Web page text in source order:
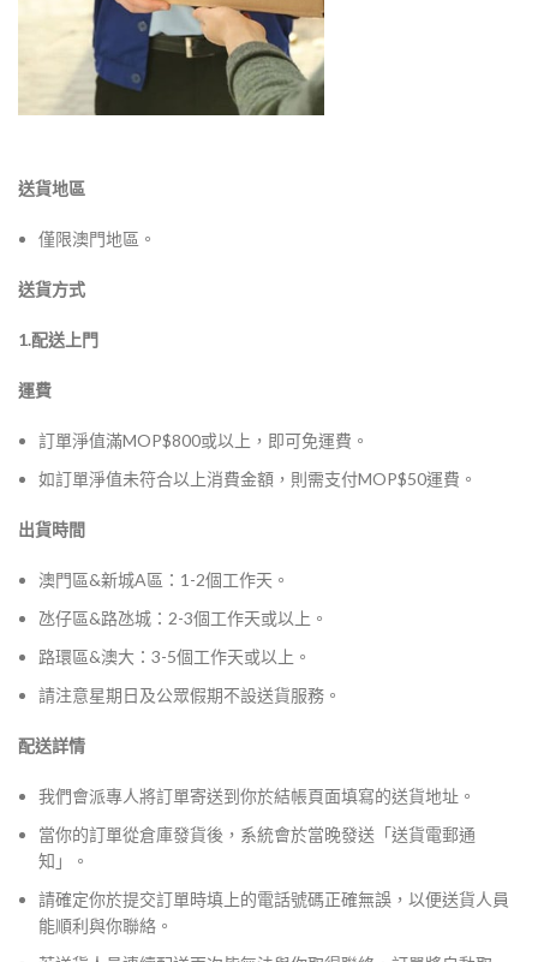
送貨地區
僅限澳門地區。
送貨方式
1.配送上門
運費
訂單淨值滿MOP$800或以上，即可免運費。
如訂單淨值未符合以上消費金額，則需支付MOP$50運費。
出貨時間
澳門區&新城A區：1-2個工作天。
氹仔區&路氹城：2-3個工作天或以上。
路環區&澳大：3-5個工作天或以上。
請注意星期日及公眾假期不設送貨服務。
配送詳情
我們會派專人將訂單寄送到你於結帳頁面填寫的送貨地址。
當你的訂單從倉庫發貨後，系統會於當晚發送「送貨電郵通
知」。
請確定你於提交訂單時填上的電話號碼正確無誤，以便送貨人員
能順利與你聯絡。